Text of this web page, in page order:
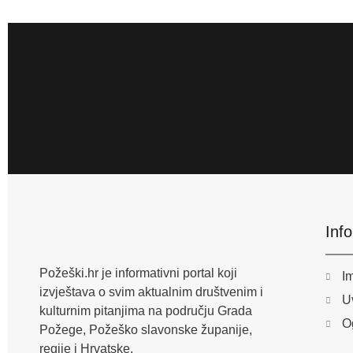
Požeški.hr je informativni portal koji
izvještava o svim aktualnim društvenim i
kulturnim pitanjima na području Grada
Požege, Požeško slavonske županije,
regije i Hrvatske.